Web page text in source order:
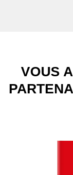
VOUS